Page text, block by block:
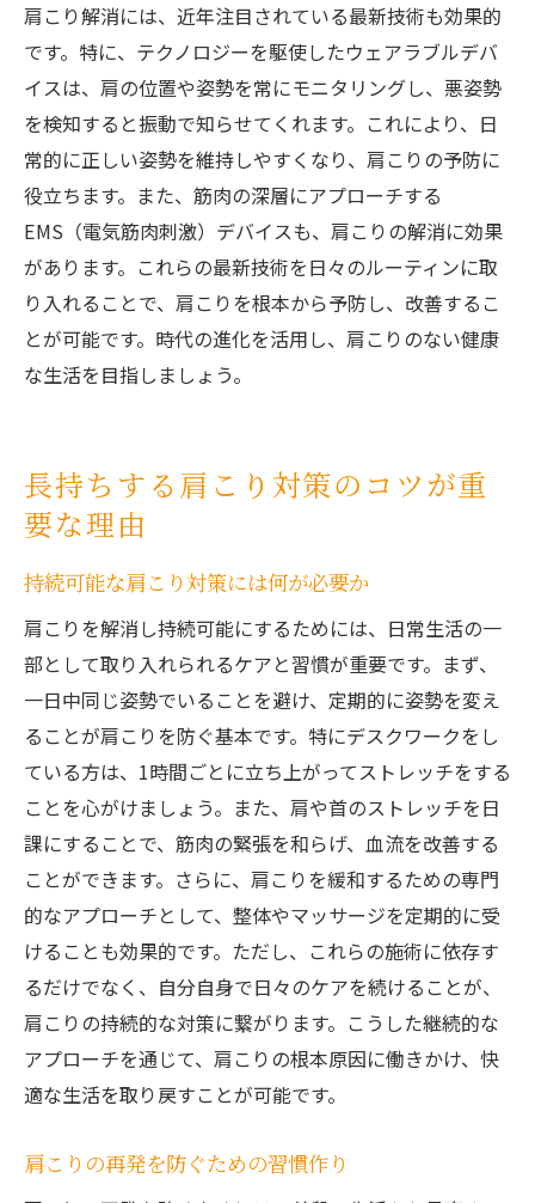
肩こり解消には、近年注目されている最新技術も効果的
です。特に、テクノロジーを駆使したウェアラブルデバ
イスは、肩の位置や姿勢を常にモニタリングし、悪姿勢
を検知すると振動で知らせてくれます。これにより、日
常的に正しい姿勢を維持しやすくなり、肩こりの予防に
役立ちます。また、筋肉の深層にアプローチする
EMS（電気筋肉刺激）デバイスも、肩こりの解消に効果
があります。これらの最新技術を日々のルーティンに取
り入れることで、肩こりを根本から予防し、改善するこ
とが可能です。時代の進化を活用し、肩こりのない健康
な生活を目指しましょう。
長持ちする肩こり対策のコツが重
要な理由
持続可能な肩こり対策には何が必要か
肩こりを解消し持続可能にするためには、日常生活の一
部として取り入れられるケアと習慣が重要です。まず、
一日中同じ姿勢でいることを避け、定期的に姿勢を変え
ることが肩こりを防ぐ基本です。特にデスクワークをし
ている方は、1時間ごとに立ち上がってストレッチをする
ことを心がけましょう。また、肩や首のストレッチを日
課にすることで、筋肉の緊張を和らげ、血流を改善する
ことができます。さらに、肩こりを緩和するための専門
的なアプローチとして、整体やマッサージを定期的に受
けることも効果的です。ただし、これらの施術に依存す
るだけでなく、自分自身で日々のケアを続けることが、
肩こりの持続的な対策に繋がります。こうした継続的な
アプローチを通じて、肩こりの根本原因に働きかけ、快
適な生活を取り戻すことが可能です。
肩こりの再発を防ぐための習慣作り